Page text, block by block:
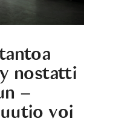
nostatti
–
voi